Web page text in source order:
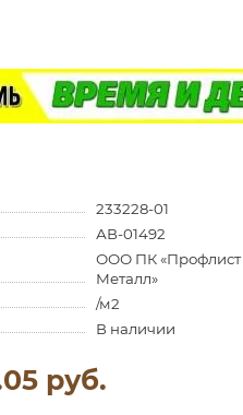
233228-01
АВ-01492
ООО ПК «Профлист
Металл»
/м2
В наличии
руб.